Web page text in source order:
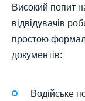
Високий попит
відвідувачів
простою
документів:
Водійське